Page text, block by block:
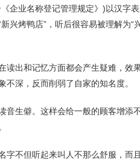
企业名称登记管理规定》)以汉字
兴烤鸭店”，听后很容易被理解为“
读出和记忆方面都会产生疑难，效
深，反而削弱了自家的知名度。
生僻。这样会给一般的顾客增添
字不但听起来叫人不那么舒服，而